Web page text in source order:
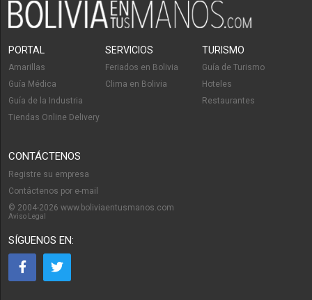
PORTAL
Amarillas
Guía Médica
Guía de la Industria
Tiendas Online Delivery
SERVICIOS
Feriados en Bolivia
Clima en Bolivia
TURISMO
Guía de Turismo
Hoteles
Restaurantes
CONTÁCTENOS
Registre su empresa
Contáctenos por e-mail
© 2004-2026 www.boliviaentusmanos.com
Aviso Legal
SÍGUENOS EN: